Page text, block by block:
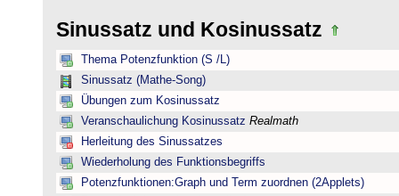
Sinussatz und Kosinussatz
Thema Potenzfunktion (S /L)
Sinussatz (Mathe-Song)
Übungen zum Kosinussatz
Veranschaulichung Kosinussatz Realmath
Herleitung des Sinussatzes
Wiederholung des Funktionsbegriffs
Potenzfunktionen:Graph und Term zuordnen (2Applets)